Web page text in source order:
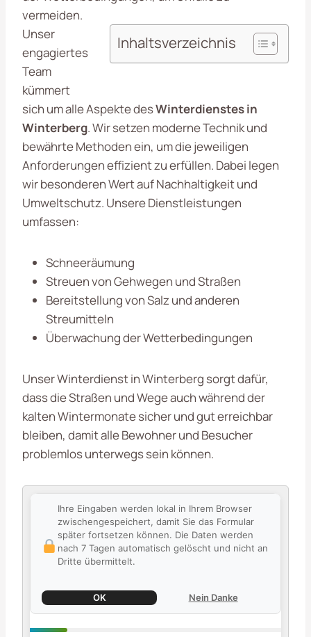
vermeiden.
Inhaltsverzeichnis
Unser
engagiertes
Team
kümmert
sich um alle Aspekte desWinterdienstes in
Winterberg. Wir setzen moderne Technik und
bewährte Methoden ein, um die jeweiligen
Anforderungen effizient zu erfüllen. Dabei legen
wir besonderen Wert auf Nachhaltigkeit und
Umweltschutz. Unsere Dienstleistungen
umfassen:
Schneeräumung
Streuen von Gehwegen und Straßen
Bereitstellung von Salz und anderen
Streumitteln
Überwachung der Wetterbedingungen
Unser Winterdienst in Winterberg sorgt dafür,
dass die Straßen und Wege auch während der
kalten Wintermonate sicher und gut erreichbar
bleiben, damit alle Bewohner und Besucher
problemlos unterwegs sein können.
Ihre Eingaben werden lokal in Ihrem Browser
zwischengespeichert, damit Sie das Formular
später fortsetzen können. Die Daten werden
nach 7 Tagen automatisch gelöscht und nicht an
Dritte übermittelt.
OK Nein Danke